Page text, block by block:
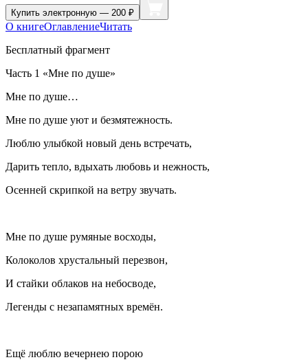
Купить электронную — 200 ₽
О книгеОглавлениеЧитать
Бесплатный фрагмент
Часть 1 «Мне по душе»
Мне по душе…
Мне по душе уют и безмятежность.
Люблю улыбкой новый день встречать,
Дарить тепло, вдыхать любовь и нежность,
Осенней скрипкой на ветру звучать.
Мне по душе румяные восходы,
Колоколов хрустальный перезвон,
И стайки облаков на небосводе,
Легенды с незапамятных времён.
Ещё люблю вечернею порою